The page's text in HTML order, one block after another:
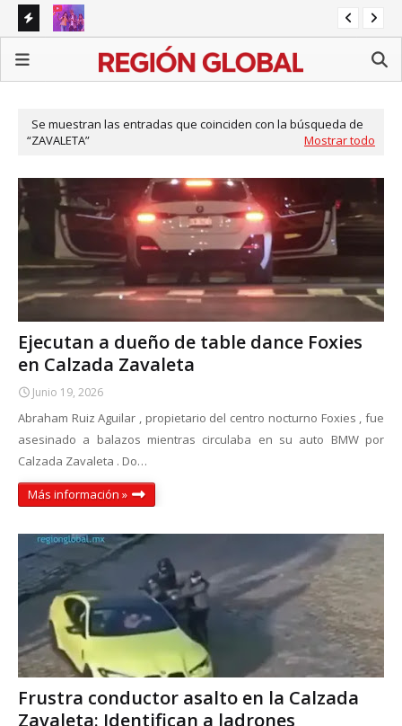
SEP prepara iniciativa para regular redes sociales en
escuelas
Se muestran las entradas que coinciden con la búsqueda de
ZAVALETA
Mostrar todo
Ejecutan a dueño de table dance Foxies
en Calzada Zavaleta
Junio 19, 2026
Abraham Ruiz Aguilar , propietario del centro nocturno Foxies , fue
asesinado a balazos mientras circulaba en su auto BMW por
Calzada Zavaleta . Do…
Más información »
Frustra conductor asalto en la Calzada
Zavaleta: Identifican a ladrones